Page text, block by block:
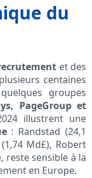
du
et des
centaines
groupes
PageGroup et
illustrent une
: Randstad (24,1
Md£), Robert
reste sensible à la
en Europe.